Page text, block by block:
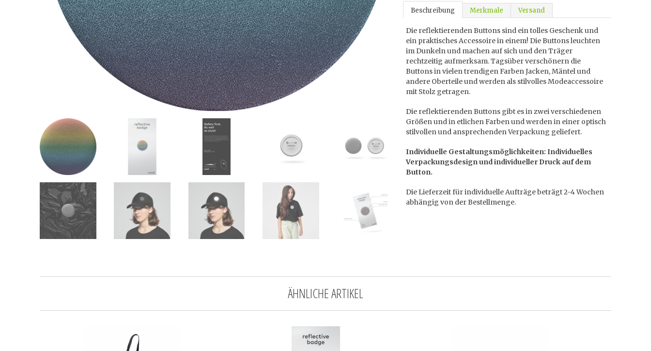
Beschreibung Merkmale Versand
Die reflektierenden Buttons sind ein tolles Geschenk und
ein praktisches Accessoire in einem! Die Buttons leuchten
im Dunkeln und machen auf sich und den Träger
rechtzeitig aufmerksam. Tagsüber verschönern die
Buttons in vielen trendigen Farben Jacken, Mäntel und
andere Oberteile und werden als stilvolles Modeaccessoire
mit Stolz getragen.
Die reflektierenden Buttons gibt es in zwei verschiedenen
Größen und in etlichen Farben und werden in einer optisch
stilvollen und ansprechenden Verpackung geliefert.
Individuelle Gestaltungsmöglichkeiten: Individuelles
Verpackungsdesign und individueller Druck auf dem
Button.
Die Lieferzeit für individuelle Aufträge beträgt 2-4 Wochen
abhängig von der Bestellmenge.
ÄHNLICHE ARTIKEL